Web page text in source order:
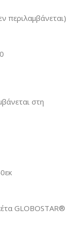
περιλαμβάνεται)
στη
GLOBOSTAR®